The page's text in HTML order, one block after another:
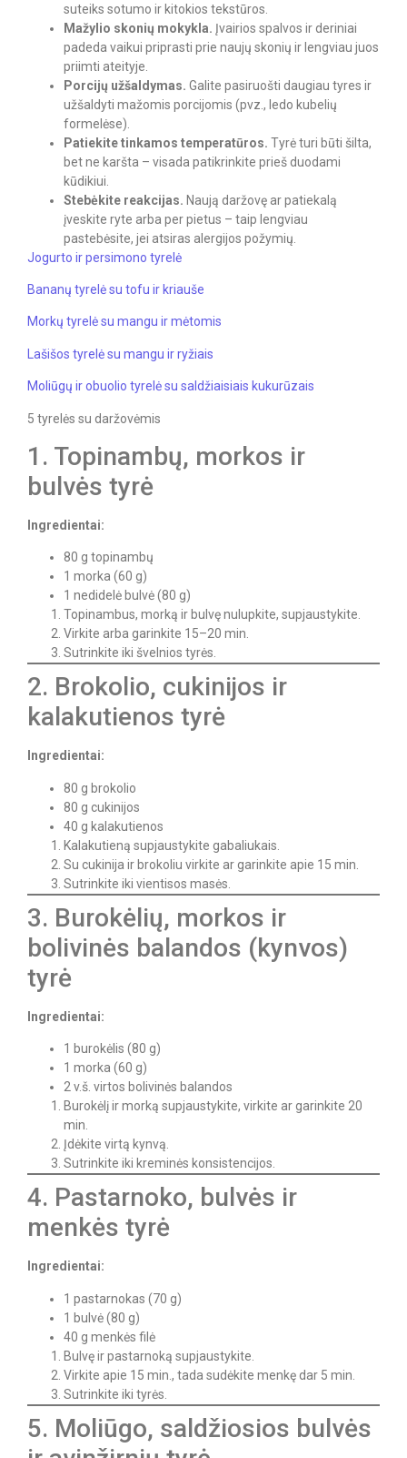
suteiks sotumo ir kitokios tekstūros.
Mažylio skonių mokykla. Įvairios spalvos ir deriniai
padeda vaikui priprasti prie naujų skonių ir lengviau juos
priimti ateityje.
Porcijų užšaldymas. Galite pasiruošti daugiau tyres ir
užšaldyti mažomis porcijomis (pvz., ledo kubelių
formelėse).
Patiekite tinkamos temperatūros. Tyrė turi būti šilta,
bet ne karšta – visada patikrinkite prieš duodami
kūdikiui.
Stebėkite reakcijas. Naują daržovę ar patiekalą
įveskite ryte arba per pietus – taip lengviau
pastebėsite, jei atsiras alergijos požymių.
Jogurto ir persimono tyrelė
Bananų tyrelė su tofu ir kriauše
Morkų tyrelė su mangu ir mėtomis
Lašišos tyrelė su mangu ir ryžiais
Moliūgų ir obuolio tyrelė su saldžiaisiais kukurūzais
5 tyrelės su daržovėmis
1. Topinambų, morkos ir
bulvės tyrė
Ingredientai:
80 g topinambų
1 morka (60 g)
1 nedidelė bulvė (80 g)
Topinambus, morką ir bulvę nulupkite, supjaustykite.
Virkite arba garinkite 15–20 min.
Sutrinkite iki švelnios tyrės.
2. Brokolio, cukinijos ir
kalakutienos tyrė
Ingredientai:
80 g brokolio
80 g cukinijos
40 g kalakutienos
Kalakutieną supjaustykite gabaliukais.
Su cukinija ir brokoliu virkite ar garinkite apie 15 min.
Sutrinkite iki vientisos masės.
3. Burokėlių, morkos ir
bolivinės balandos (kynvos)
tyrė
Ingredientai:
1 burokėlis (80 g)
1 morka (60 g)
2 v.š. virtos bolivinės balandos
Burokėlį ir morką supjaustykite, virkite ar garinkite 20
min.
Įdėkite virtą kynvą.
Sutrinkite iki kreminės konsistencijos.
4. Pastarnoko, bulvės ir
menkės tyrė
Ingredientai:
1 pastarnokas (70 g)
1 bulvė (80 g)
40 g menkės filė
Bulvę ir pastarnoką supjaustykite.
Virkite apie 15 min., tada sudėkite menkę dar 5 min.
Sutrinkite iki tyrės.
5. Moliūgo, saldžiosios bulvės